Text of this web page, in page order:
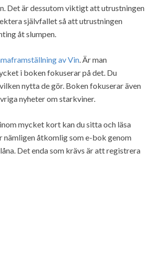
Det är dessutom viktigt att utrustningen
självfallet så att utrustningen
åt slumpen.
av Vin. Är man
i boken fokuserar på det. Du
nytta de gör. Boken fokuserar även
nyheter om starkviner.
mycket kort kan du sitta och läsa
åtkomlig som e-bok genom
Det enda som krävs är att registrera